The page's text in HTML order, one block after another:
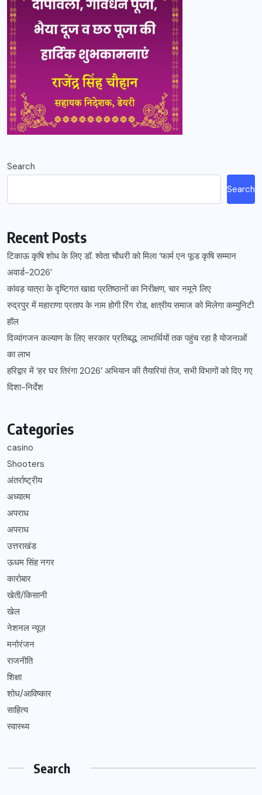
Search
Search
Recent Posts
टिकाऊ कृषि शोध के लिए डॉ. श्वेता चौधरी को मिला ‘फार्म एन फूड कृषि सम्मान
अवार्ड-2026’
कांवड़ यात्रा के दृष्टिगत खाद्य प्रतिष्ठानों का निरीक्षण, चार नमूने लिए
रुद्रपुर में महाराणा प्रताप के नाम होगी रिंग रोड, क्षत्रीय समाज को मिलेगा कम्युनिटी
हॉल
दिव्यांगजन कल्याण के लिए सरकार प्रतिबद्ध, लाभार्थियों तक पहुंच रहा है योजनाओं
का लाभ
हरिद्वार में ‘हर घर तिरंगा 2026’ अभियान की तैयारियां तेज, सभी विभागों को दिए गए
दिशा-निर्देश
Categories
casino
Shooters
अंतर्राष्ट्रीय
अध्यात्म
अपराध
अपराध
उत्तराखंड
ऊधम सिंह नगर
कारोबार
खेती/किसानी
खेल
नेशनल न्यूज़
मनोरंजन
राजनीति
शिक्षा
शोध/आविष्कार
साहित्य
स्वास्थ्य
Search